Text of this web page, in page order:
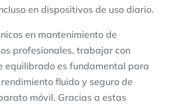
en dispositivos de uso diario.
en mantenimiento de
profesionales, trabajar con
equilibrado es fundamental para
fluido y seguro de
móvil. Gracias a estas